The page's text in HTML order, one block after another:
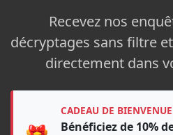
Recevez nos
décryptages sans filtre
directement dans
CADEAU DE
Bénéficiez de 10%